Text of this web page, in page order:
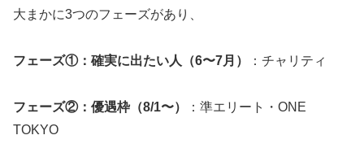
大まかに3つのフェーズがあり、
フェーズ①：確実に出たい人（6〜7月） ：チャリティ
フェーズ②：優遇枠（8/1〜）
：準エリート・ONE
TOKYO